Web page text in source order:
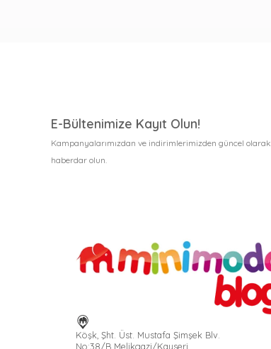
E-Bültenimize Kayıt Olun!
Kampanyalarımızdan ve indirimlerimizden güncel olarak
haberdar olun.
Köşk, Şht. Üst. Mustafa Şimşek Blv.
No:38/B Melikgazi/Kayseri